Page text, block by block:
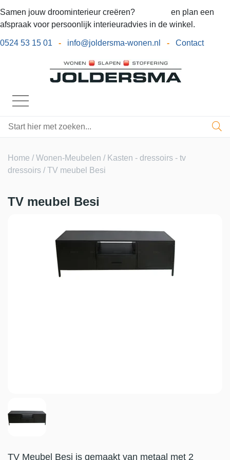
Samen jouw droominterieur creëren?
en plan een
afspraak voor persoonlijk interieuradvies in de winkel.
0524 53 15 01 - info@joldersma-wonen.nl - Contact
Home /Wonen-Meubelen / Kasten - dressoirs - tv
dressoirs / TV meubel Besi
TV meubel Besi
TV Meubel Besi is gemaakt van metaal met 2